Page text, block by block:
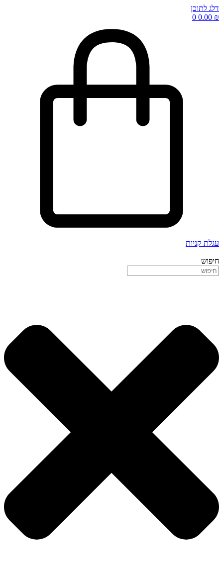
דלג לתוכן
0.00 ₪
0
עגלת קניות
חיפוש